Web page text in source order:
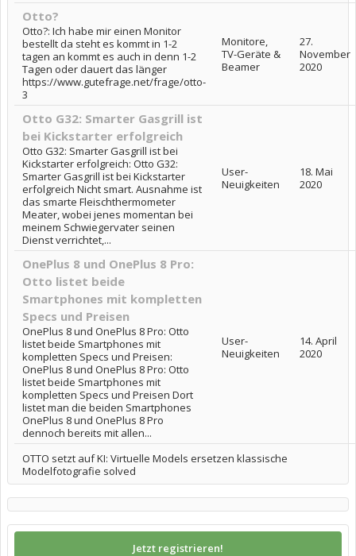
Otto?
Otto?: Ich habe mir einen Monitor
bestellt da steht es kommt in 1-2
tagen an kommt es auch in denn 1-2
Tagen oder dauert das länger
https://www.gutefrage.net/frage/otto-
3
Monitore,
TV-Geräte &
Beamer
27.
November
2020
Otto G32: Smarter Gasgrill ist
bei Kickstarter erfolgreich
Otto G32: Smarter Gasgrill ist bei
Kickstarter erfolgreich: Otto G32:
Smarter Gasgrill ist bei Kickstarter
erfolgreich Nicht smart. Ausnahme ist
das smarte Fleischthermometer
Meater, wobei jenes momentan bei
meinem Schwiegervater seinen
Dienst verrichtet,...
User-
Neuigkeiten
18. Mai
2020
OnePlus 8 und OnePlus 8 Pro:
Otto listet beide
Smartphones mit kompletten
Specs und Preisen
OnePlus 8 und OnePlus 8 Pro: Otto
listet beide Smartphones mit
kompletten Specs und Preisen:
OnePlus 8 und OnePlus 8 Pro: Otto
listet beide Smartphones mit
kompletten Specs und Preisen Dort
listet man die beiden Smartphones
OnePlus 8 und OnePlus 8 Pro
dennoch bereits mit allen...
User-
Neuigkeiten
14. April
2020
OTTO setzt auf KI: Virtuelle Models ersetzen klassische
Modelfotografie solved
Jetzt registrieren!